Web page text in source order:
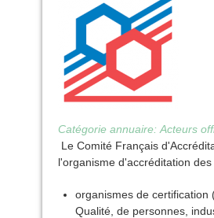
Catégorie annuaire: Acteurs
Le Comité Français
l'organisme d'accréditation des
organismes de certification
Qualité, de personnes,